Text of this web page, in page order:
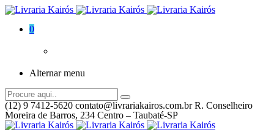
0
Alternar menu
(12) 9 7412-5620 contato@livrariakairos.com.brR. Conselheiro
Moreira de Barros, 234 Centro – Taubaté-SP